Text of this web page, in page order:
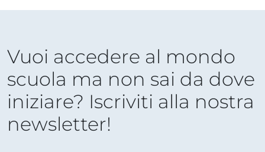
Vuoi accedere al mondo
scuola ma non sai da dove
iniziare? Iscriviti alla nostra
newsletter!